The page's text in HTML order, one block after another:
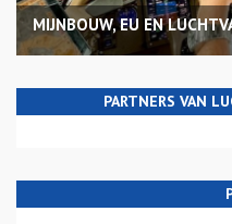
MIJNBOUW, EU EN
PARTNERS VAN